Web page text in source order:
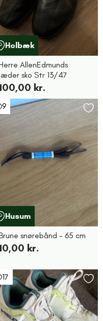
Holbæk
AllenEdmunds
sko Str 13/47
kr.
9
Husum
snørebånd - 65 cm
kr.
17